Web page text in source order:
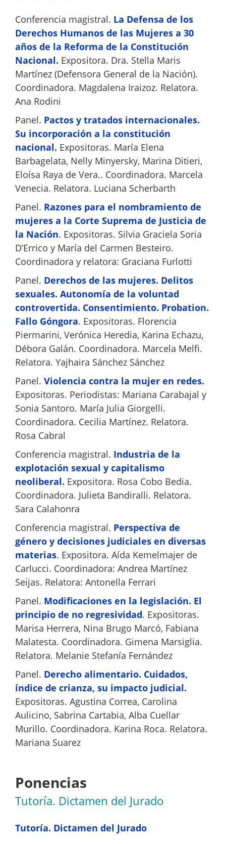
Conferencia magistral. La Defensa de los
Derechos Humanos de las Mujeres a 30
años de la Reforma de la Constitución
Nacional. Expositora. Dra. Stella Maris
Martínez (Defensora General de la Nación).
Coordinadora. Magdalena Iraizoz. Relatora.
Ana Rodini
Panel. Pactos y tratados internacionales.
Su incorporación a la constitución
nacional. Expositoras. María Elena
Barbagelata, Nelly Minyersky, Marina Ditieri,
Eloísa Raya de Vera.. Coordinadora. Marcela
Venecia. Relatora. Luciana Scherbarth
Panel. Razones para el nombramiento de
mujeres a la Corte Suprema de Justicia de
la Nación. Expositoras. Silvia Graciela Soria
D’Errico y María del Carmen Besteiro.
Coordinadora y relatora: Graciana Furlotti
Panel. Derechos de las mujeres. Delitos
sexuales. Autonomía de la voluntad
controvertida. Consentimiento. Probation.
Fallo Góngora. Expositoras. Florencia
Piermarini, Verónica Heredia, Karina Echazu,
Débora Galán. Coordinadora. Marcela Melfi.
Relatora. Yajhaira Sánchez Sánchez
Panel. Violencia contra la mujer en redes.
Expositoras. Periodistas: Mariana Carabajal y
Sonia Santoro. María Julia Giorgelli.
Coordinadora. Cecilia Martínez. Relatora.
Rosa Cabral
Conferencia magistral. Industria de la
explotación sexual y capitalismo
neoliberal. Expositora. Rosa Cobo Bedia.
Coordinadora. Julieta Bandiralli. Relatora.
Sara Calahonra
Conferencia magistral. Perspectiva de
género y decisiones judiciales en diversas
materias. Expositora. Aída Kemelmajer de
Carlucci. Coordinadora: Andrea Martínez
Seijas. Relatora: Antonella Ferrari
Panel. Modificaciones en la legislación. El
principio de no regresividad. Expositoras.
Marisa Herrera, Nina Brugo Marcó, Fabiana
Malatesta. Coordinadora. Gimena Marsiglia.
Relatora. Melanie Stefanía Fernández
Panel. Derecho alimentario. Cuidados,
índice de crianza, su impacto judicial.
Expositoras. Agustina Correa, Carolina
Aulicino, Sabrina Cartabia, Alba Cuellar
Murillo. Coordinadora. Karina Roca. Relatora.
Mariana Suarez
Ponencias
Tutoría. Dictamen del Jurado
Tutoría. Dictamen del Jurado